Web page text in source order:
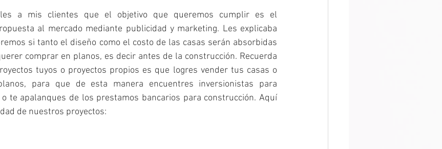
a mis clientes que el objetivo que queremos cumplir es el
al mercado mediante publicidad y marketing. Les explicaba
si tanto el diseño como el costo de las casas serán absorbidas
comprar en planos, es decir antes de la construcción. Recuerda
tuyos o proyectos propios es que logres vender tus casas o
para que de esta manera encuentres inversionistas para
te apalanques de los prestamos bancarios para construcción. Aquí
de nuestros proyectos: